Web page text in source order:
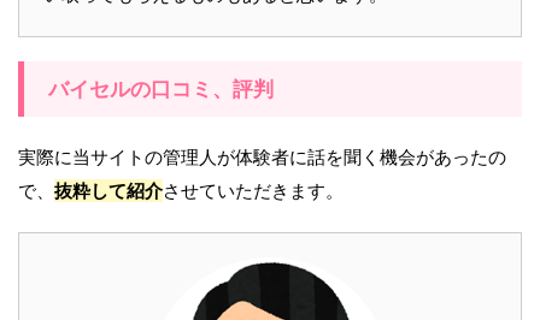
バイセルの口コミ、評判
実際に当サイトの管理人が体験者に話を聞く機会があったの
で、 抜粋して紹介させていただきます。